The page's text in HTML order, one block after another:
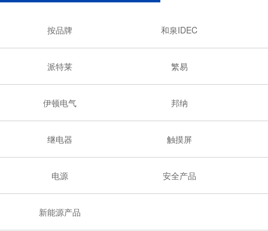
按品牌 和泉IDEC
派特莱 繁易
伊顿电气 邦纳
继电器 触摸屏
电源 安全产品
新能源产品